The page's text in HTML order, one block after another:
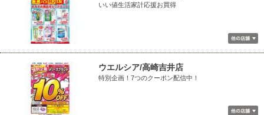
いい値生活家計応援お買得
ウエルシア/高崎吉井店
特別企画！7つのクーポン配信中！